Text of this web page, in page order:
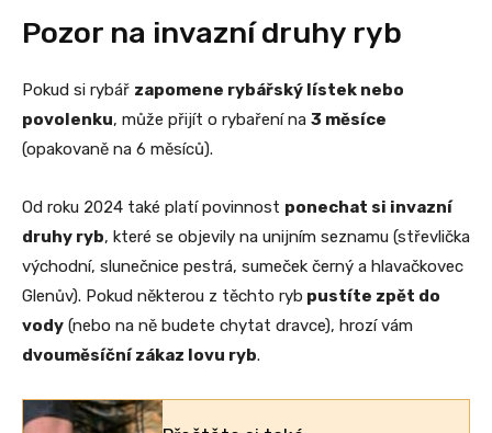
Pozor na invazní druhy ryb
Pokud si rybář zapomene rybářský lístek nebo
povolenku, může přijít o rybaření na 3 měsíce
(opakovaně na 6 měsíců).
Od roku 2024 také platí povinnost ponechat si invazní
druhy ryb, které se objevily na unijním seznamu (střevlička
východní, slunečnice pestrá, sumeček černý a hlavačkovec
Glenův). Pokud některou z těchto ryb pustíte zpět do
vody (nebo na ně budete chytat dravce), hrozí vám
dvouměsíční zákaz lovu ryb.